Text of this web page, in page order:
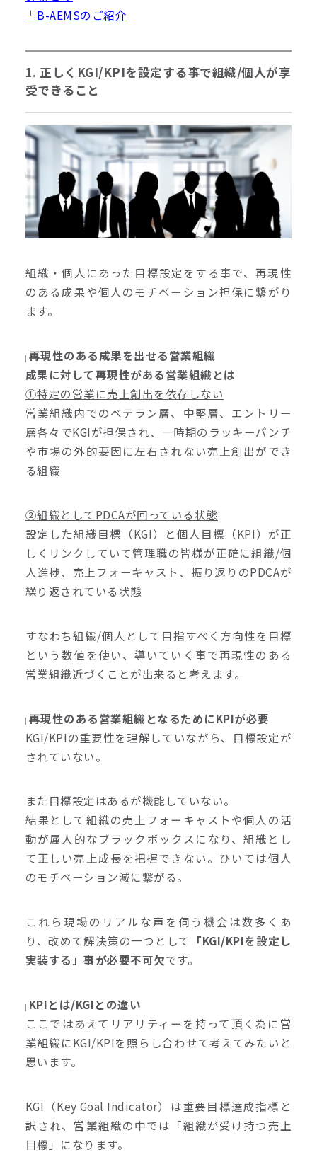
└B-AEMSのご紹介
1. 正しくKGI/KPIを設定する事で組織/個人が享
受できること
組織・個人にあった目標設定をする事で、再現性
のある成果や個人のモチベーション担保に繋がり
ます。
再現性のある成果を出せる営業組織
成果に対して再現性がある営業組織とは
①特定の営業に売上創出を依存しない
営業組織内でのベテラン層、中堅層、エントリー
層各々でKGIが担保され、一時期のラッキーパンチ
や市場の外的要因に左右されない売上創出ができ
る組織
②組織としてPDCAが回っている状態
設定した組織目標（KGI）と個人目標（KPI）が正
しくリンクしていて管理職の皆様が正確に組織/個
人進捗、売上フォーキャスト、振り返りのPDCAが
繰り返されている状態
すなわち組織/個人として目指すべく方向性を目標
という数値を使い、導いていく事で再現性のある
営業組織近づくことが出来ると考えます。
再現性のある営業組織となるためにKPIが必要
KGI/KPIの重要性を理解していながら、目標設定が
されていない。
また目標設定はあるが機能していない。
結果として組織の売上フォーキャストや個人の活
動が属人的なブラックボックスになり、組織とし
て正しい売上成長を把握できない。ひいては個人
のモチベーション減に繋がる。
これら現場のリアルな声を伺う機会は数多くあ
り、改めて解決策の一つとして 「KGI/KPIを設定し
実装する」事が必要不可欠です。
KPIとは/KGIとの違い
ここではあえてリアリティーを持って頂く為に営
業組織にKGI/KPIを照らし合わせて考えてみたいと
思います。
KGI（Key Goal Indicator）は重要目標達成指標と
訳され、営業組織の中では「組織が受け持つ売上
目標」になります。